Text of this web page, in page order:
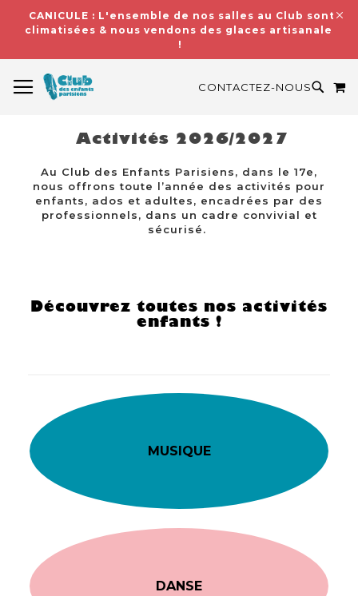
CANICULE : L'ensemble de nos salles au Club sont
climatisées & nous vendons des glaces artisanales
!
CONTACTEZ-NOUS
Activités 2026/2027
Au Club des Enfants Parisiens, dans le 17e,
nous offrons toute l’année des activités pour
enfants, ados et adultes, encadrées par des
professionnels, dans un cadre convivial et
sécurisé.
Découvrez toutes nos activités
enfants !
MUSIQUE
DANSE